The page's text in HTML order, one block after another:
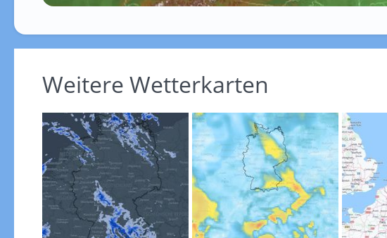
Weitere Wetterkarten